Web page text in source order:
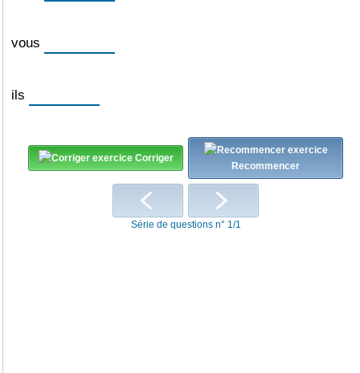
vous
ils
Corriger
Recommencer
Série de questions n° 1/1